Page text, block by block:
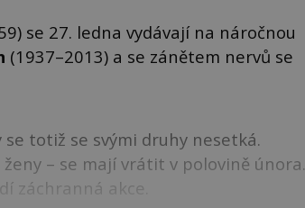
se 27. ledna vydávají na náročnou
(1937–2013) a se zánětem nervů se
totiž se svými druhy nesetká.
– se mají vrátit v polovině února.
záchranná akce.